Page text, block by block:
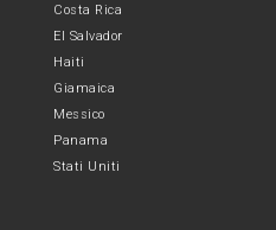
Costa Rica
El Salvador
Haiti
Giamaica
Messico
Panama
Stati Uniti